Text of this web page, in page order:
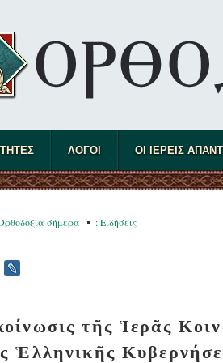
ΛΟΓΟΙ ΟΙ ΙΕΡΕΙΣ
σήμερα : Ειδήσεις
τῆς Ἱερᾶς
Ἑλληνικῆς